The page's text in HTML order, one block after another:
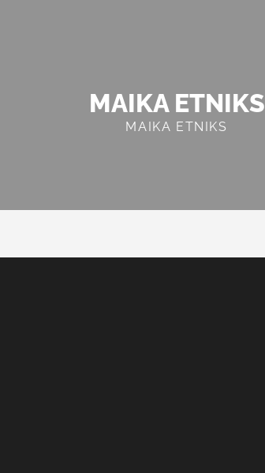
MAIKA ETNIKS
MAIKA ETNIKS